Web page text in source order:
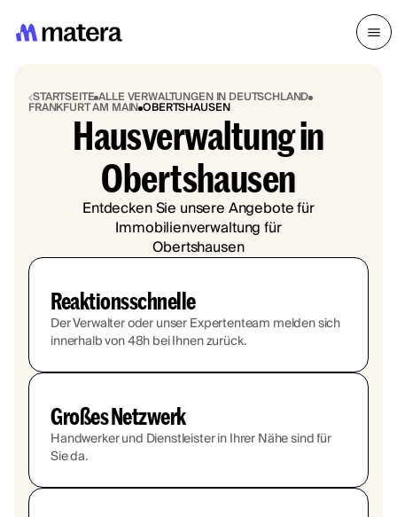
STARTSEITE ALLE VERWALTUNGEN IN DEUTSCHLAND
FRANKFURT AM MAIN OBERTSHAUSEN
Hausverwaltung in
Obertshausen
Entdecken Sie unsere Angebote für
Immobilienverwaltung für
Obertshausen
Reaktionsschnelle
Der Verwalter oder unser Expertenteam melden sich
innerhalb von 48h bei Ihnen zurück.
Großes Netzwerk
Handwerker und Dienstleister in Ihrer Nähe sind für
Sie da.